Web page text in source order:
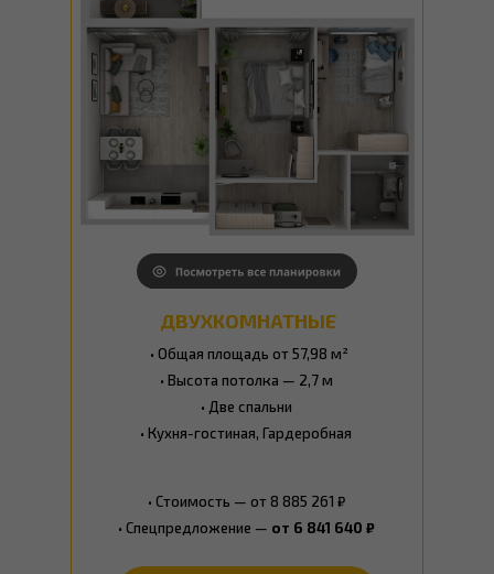
ПОДОБРАТЬ КВАРТИРУ
ПОДРОБНЕЕ ОБ АКЦИИ
ДВУХКОМНАТНЫЕ
• Общая площадь от 57,98 м²
• Высота потолка — 2,7 м
• Две спальни
• Кухня-гостиная, Гардеробная
• Стоимость — от 8 885 261 ₽
• Спецпредложение — от 6 841 640 ₽